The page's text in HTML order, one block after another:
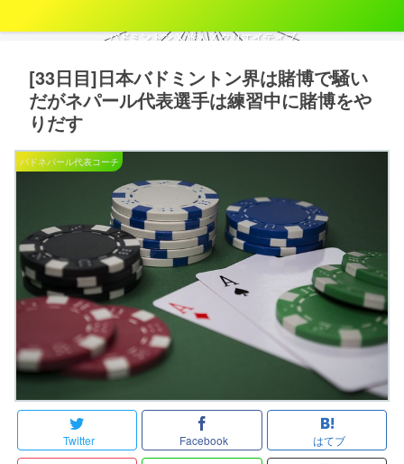
バドミントン X 旅人 X クリエイティブ
[33日目]日本バドミントン界は賭博で騒い
だがネパール代表選手は練習中に賭博をや
りだす
バドネパール代表コーチ
Twitter Facebook はてブ